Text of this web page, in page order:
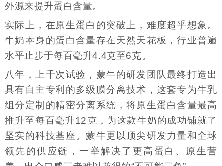
外源来提升蛋白含量。
实际上，在原生蛋白的突破上，难度超乎想象。
牛奶本身的蛋白含量存在天然天花板，行业普遍
水平止步于每百毫升4.4克至6克。
八年，上千次试验，蒙牛的研发团队最终打造出
具有自主专利的多级膜分离技术，这套专为牛乳
组分定制的精密分离系统，将原生蛋白含量最高
推升至每百毫升12克，为这款牛奶的成功铺就了
坚实的科技基座。蒙牛更以顶尖研发力量和全球
领先的供应链，一举解决了更高蛋白、原生营